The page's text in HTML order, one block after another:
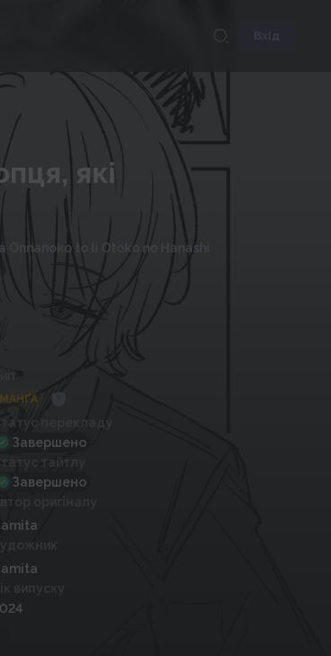
Вхід
які
Onnanoko to li Otoko no Hanashi
МАНҐА
перекладу
Завершено
тайтлу
Завершено
оригіналу
випуску